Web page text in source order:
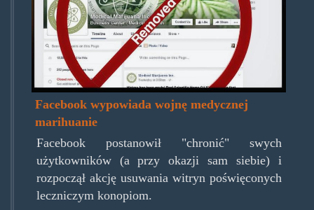
continues-
to-
ban-
pages.jpg
Facebook wypowiada wojnę medycznej
marihuanie
Facebook postanowił "chronić" swych
użytkowników (a przy okazji sam siebie) i
rozpoczął akcję usuwania witryn poświęconych
leczniczym konopiom.